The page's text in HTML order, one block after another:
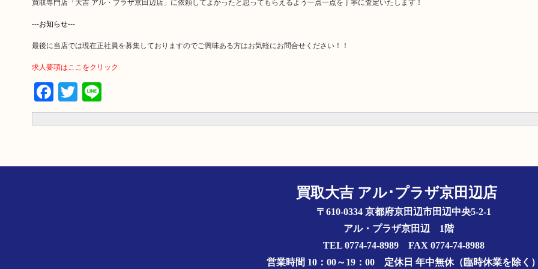
---お知らせ---
最後に当店では現在正社員を募集しておりますのでご興味ある方はお気軽にお問合せください！！
求人要項はここをクリック
Facebook
Twitter
Line
買取大吉 アル･プラザ京田辺店
〒610-0334 京都府京田辺市田辺中央5-2-1
アル・プラザ京田辺 1階
TEL 0774-74-8989 FAX 0774-74-8988
営業時間 10：00～19：00 定休日 年中無休（臨時休業を除く